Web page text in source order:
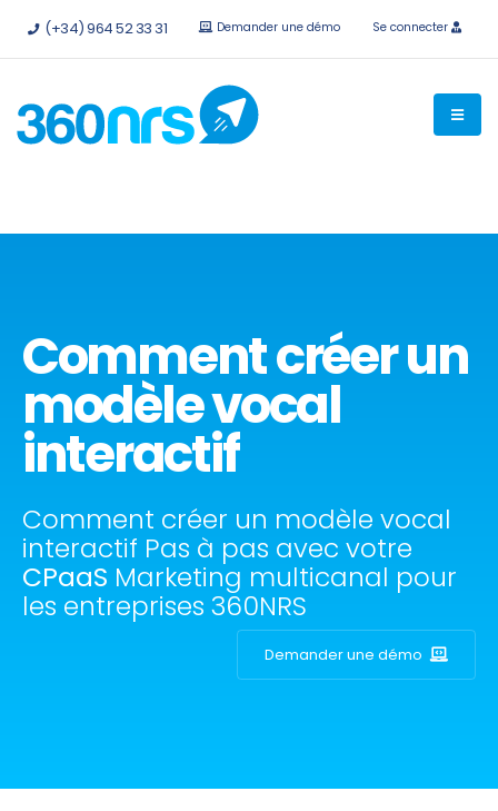
Essayez-le gratuitement sans engagementAPI et
(+34) 964 52 33 31 Demander une démo Se connecter
Comment créer un
modèle vocal
interactif
Comment créer un modèle vocal
interactif Pas à pas avec votre
CPaaS Marketing multicanal pour
les entreprises 360NRS
Demander une démo